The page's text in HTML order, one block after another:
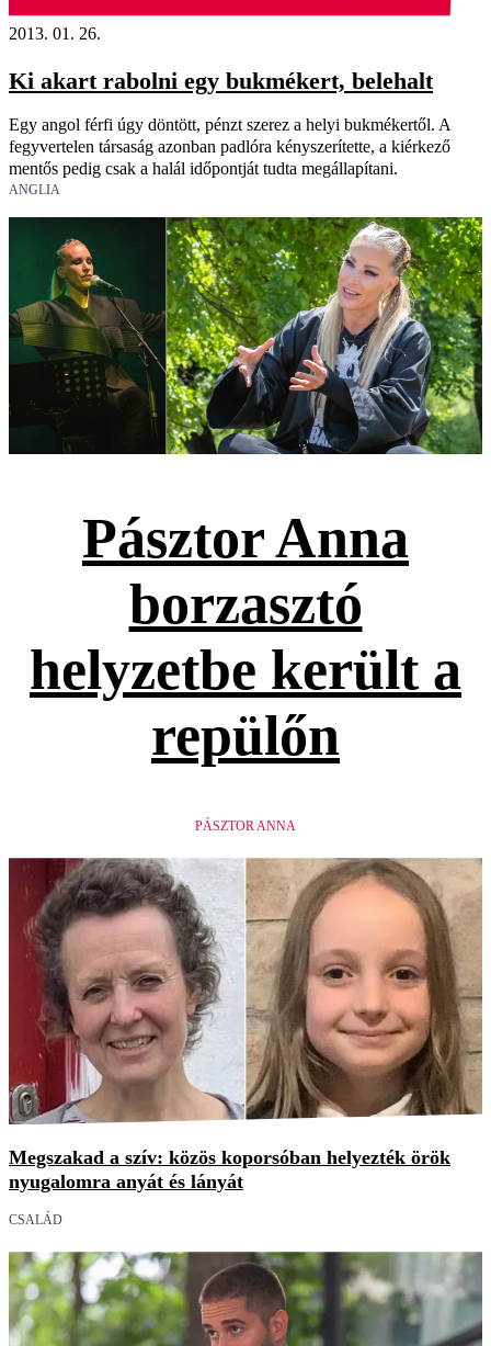
2013. 01. 26.
Ki akart rabolni egy bukmékert, belehalt
Egy angol férfi úgy döntött, pénzt szerez a helyi bukmékertől. A
fegyvertelen társaság azonban padlóra kényszerítette, a kiérkező
mentős pedig csak a halál időpontját tudta megállapítani.
ANGLIA
Pásztor Anna
borzasztó
helyzetbe került a
repülőn
PÁSZTOR ANNA
Megszakad a szív: közös koporsóban helyezték örök
nyugalomra anyát és lányát
CSALÁD